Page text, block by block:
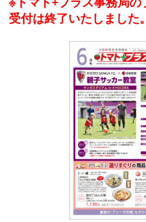
受付は終了いたしました。